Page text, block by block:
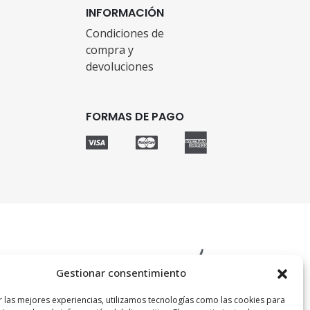
Gestionar consentimiento
las mejores experiencias, utilizamos tecnologías como las cookies para
INFORMACIÓN
Condiciones de
compra y
devoluciones
FORMAS DE PAGO